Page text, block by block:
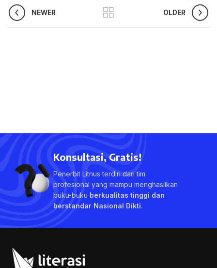
NEWER OLDER
Konsultasi, Gratis!
Penerbit Litnus terdiri dari tim
profesional yang mampu menghasilkan
buku-buku berkualitas tinggi dan
berstandar Nasional Dikti.